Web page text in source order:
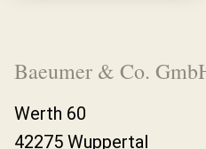
Baeumer & Co.
Werth 60
42275 Wuppertal